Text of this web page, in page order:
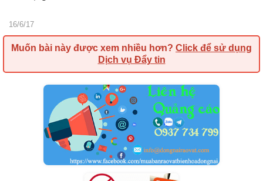
16/6/17
Muốn bài này được xem nhiều hơn? Click để sử dụng
Dịch vụ Đẩy tin